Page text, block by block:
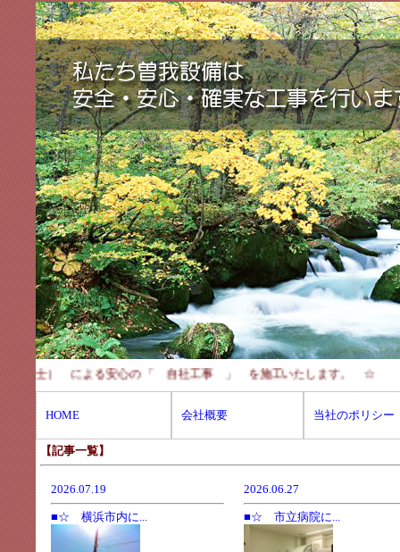
士） による安心の 「 自社工事 」 を施工いたします。 ☆
HOME 会社概要 当社のポリシー
【記事一覧】
2026.07.19
■☆ 横浜市内に...
2026.06.27
■☆ 市立病院に...